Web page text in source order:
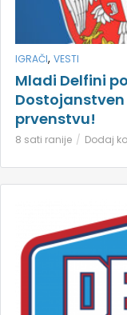
IGRAČI, VESTI
Mladi Delfini
prvenstvu!
8 sati ranije Dodaj